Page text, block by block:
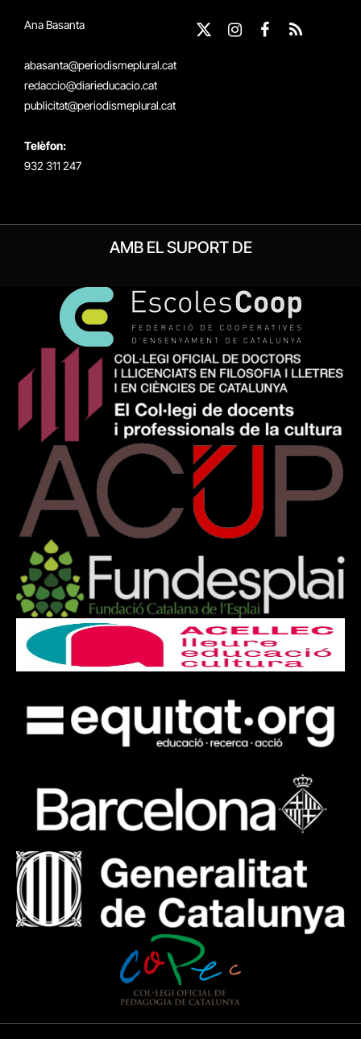
Ana Basanta
abasanta@periodismeplural.cat
redaccio@diarieducacio.cat
publicitat@periodismeplural.cat
Telèfon:
932 311 247
X
InstagramFacebook
RSS
AMB EL SUPORT DE